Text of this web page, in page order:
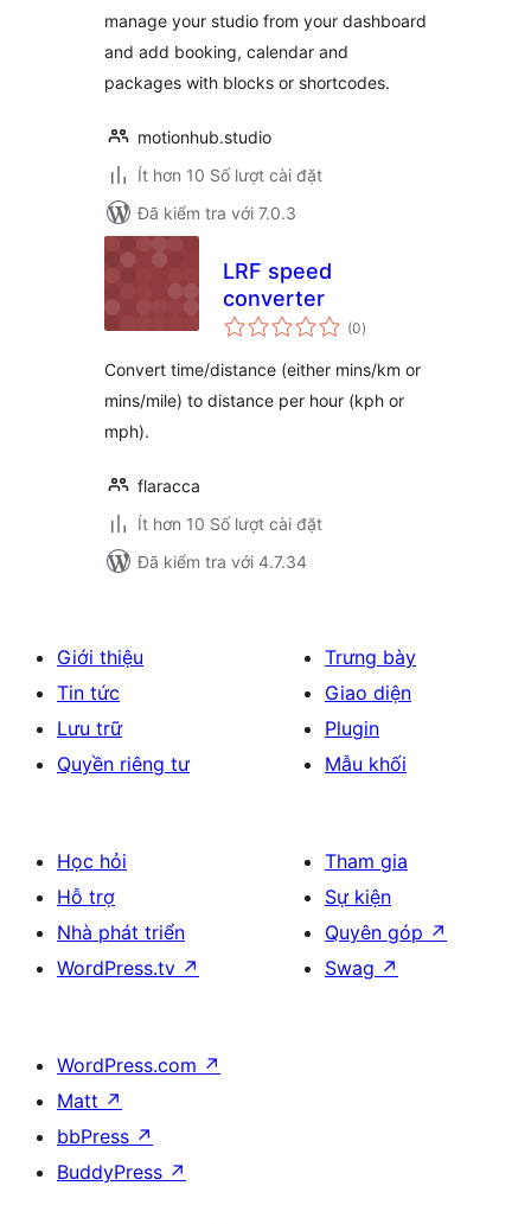
manage your studio from your dashboard
and add booking, calendar and
packages with blocks or shortcodes.
motionhub.studio
Ít hơn 10 Số lượt cài đặt
Đã kiểm tra với 7.0.3
LRF speed
converter
(0tổng
đánh
)
Convert time/distance (either mins/km or
mins/mile) to distance per hour (kph or
mph).
flaracca
Ít hơn 10 Số lượt cài đặt
Đã kiểm tra với 4.7.34
Giới thiệu
Tin tức
Lưu trữ
Quyền riêng tư
Trưng bày
Giao diện
Plugin
Mẫu khối
Học hỏi
Hỗ trợ
Nhà phát triển
WordPress.tv ↗
Tham gia
Sự kiện
Quyên góp ↗
Swag ↗
WordPress.com ↗
Matt ↗
bbPress ↗
BuddyPress ↗